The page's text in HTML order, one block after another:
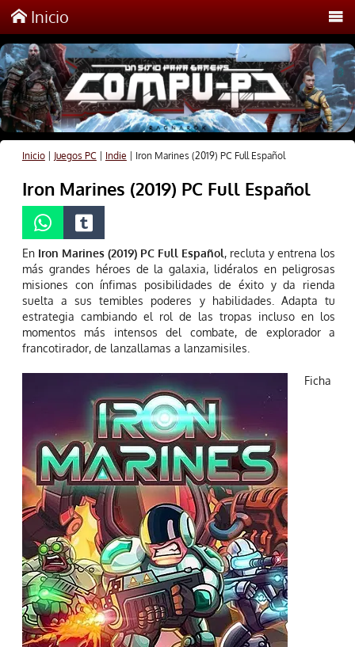
Inicio
Inicio| Juegos PC Indie Iron Marines (2019) PC Full Español
Iron Marines (2019) PC Full Español
EnIron Marines (2019) PC Full Español, recluta y entrena los
más grandes héroes de la galaxia, lidéralos en peligrosas
misiones con ínfimas posibilidades de éxito y da rienda
suelta a sus temibles poderes y habilidades. Adapta tu
estrategia cambiando el rol de las tropas incluso en los
momentos más intensos del combate, de explorador a
francotirador, de lanzallamas a lanzamisiles.
Ficha